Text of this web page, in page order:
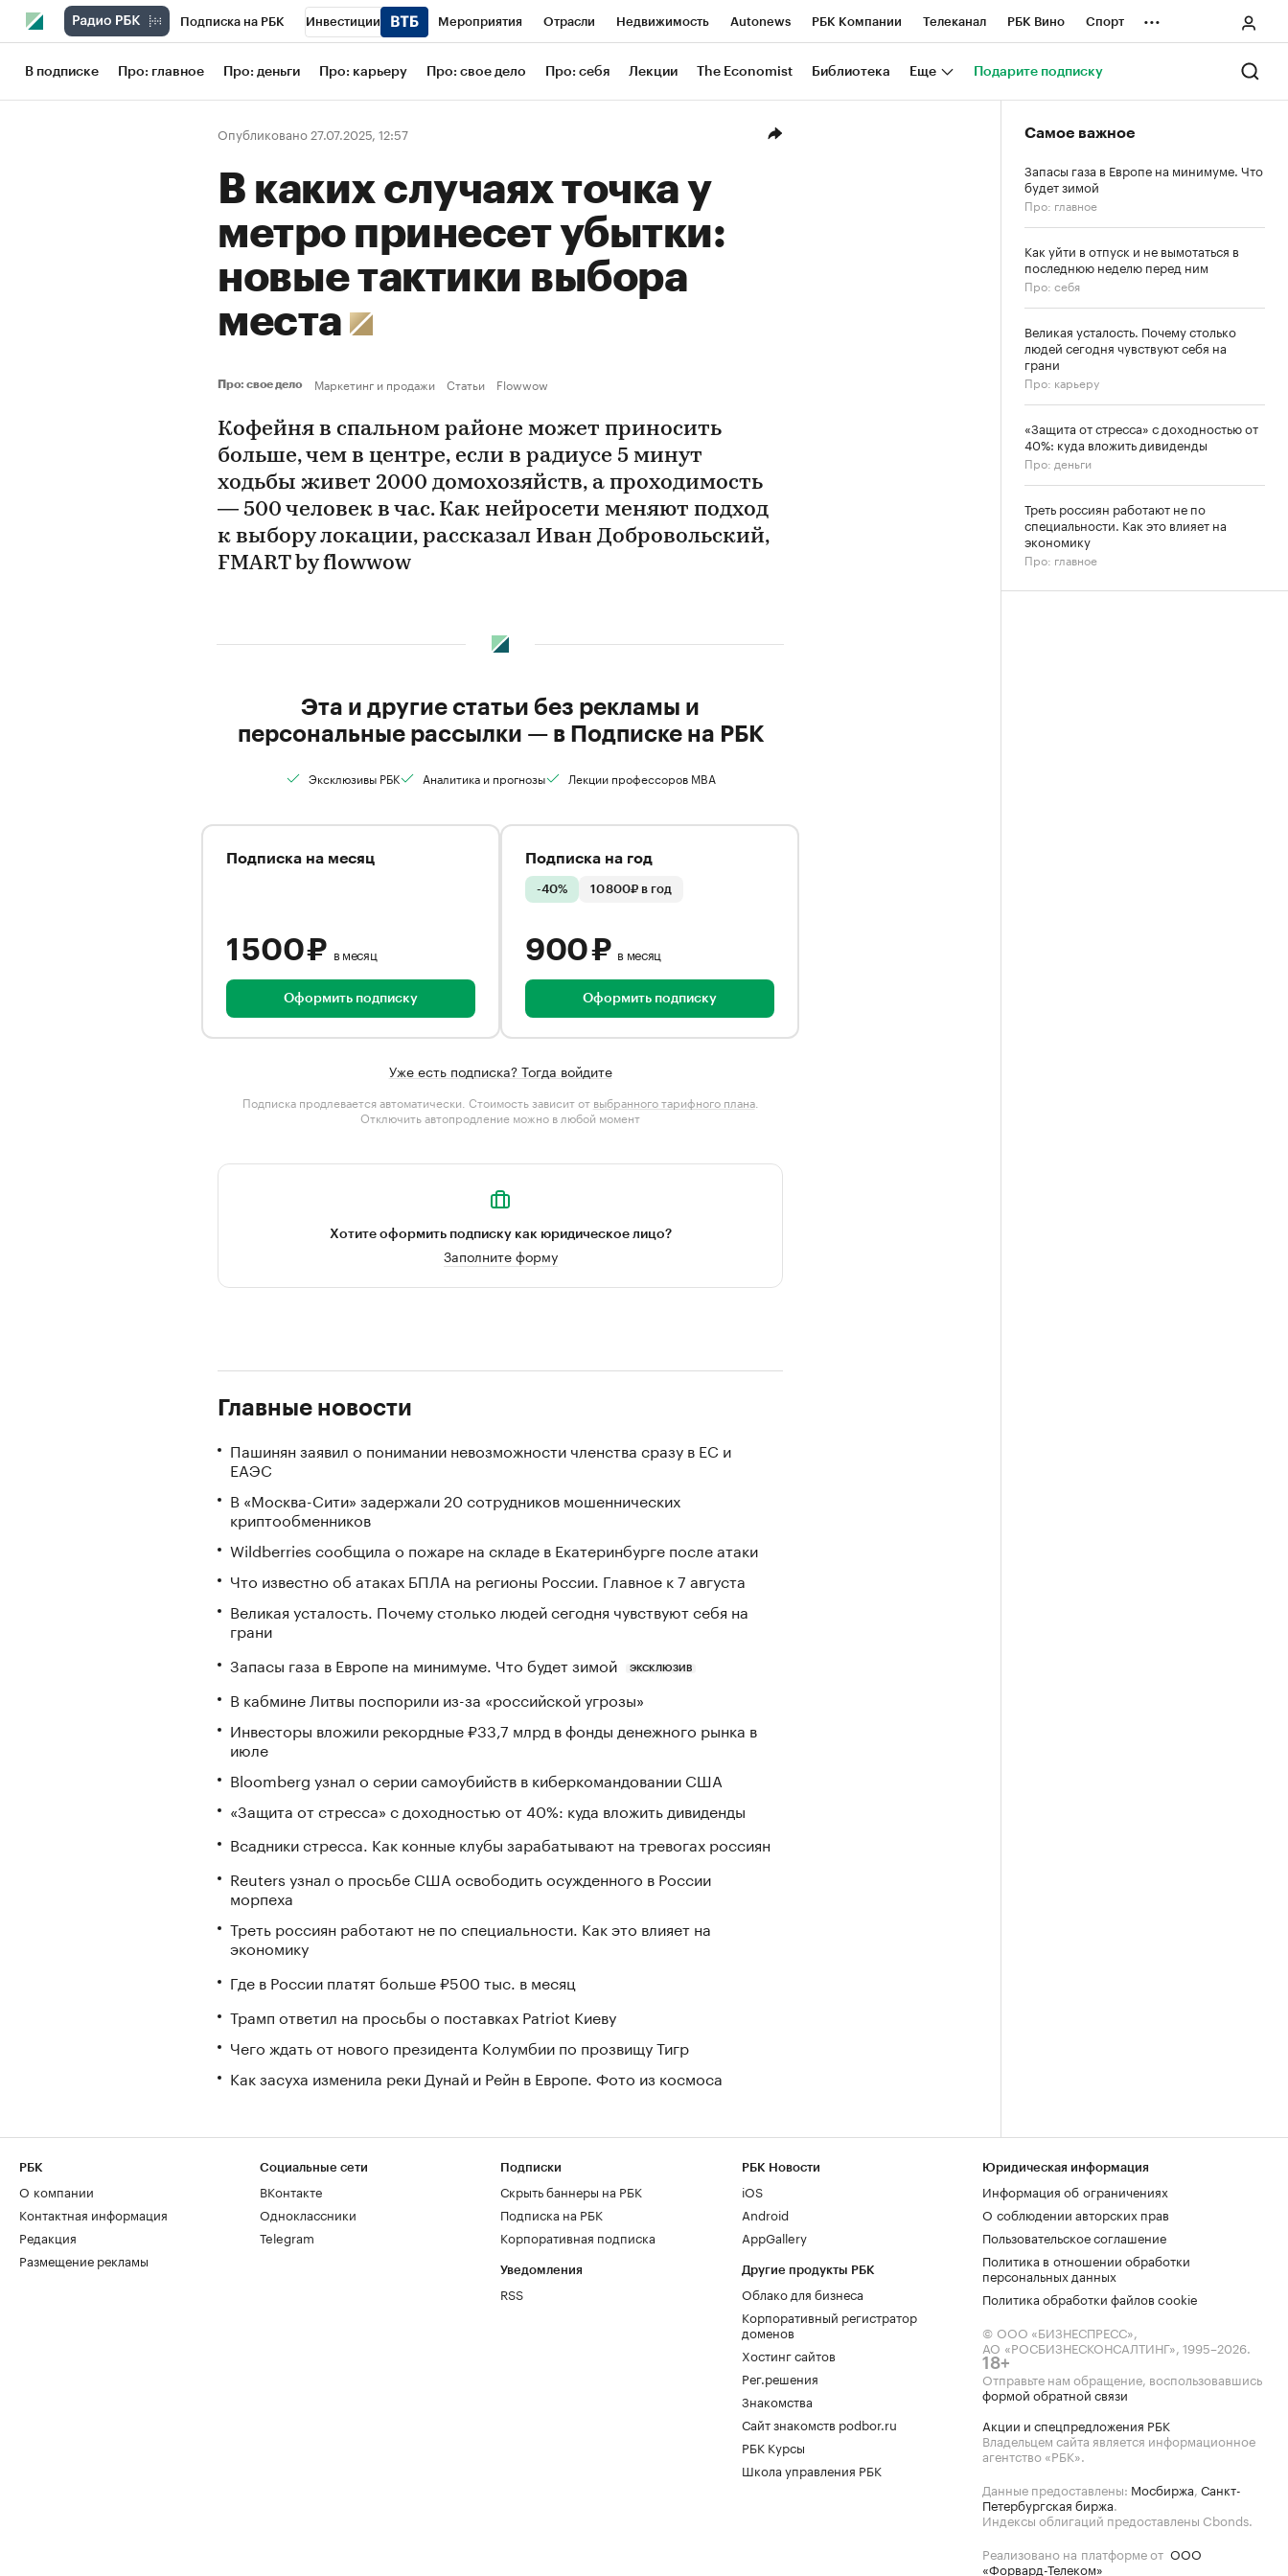
Подписка на РБК Инвестиции Мероприятия Отрасли Недвижимость Autonews РБК Компании Телеканал РБК Вино Спорт
Школа управления РБК РБК Образование РБК Life Тренды Визионеры Национальные проекты Город
Рынок наличной валюты
...
В подписке Про: главное Про: деньги Про: карьеру Про: свое дело Про: себя Лекции The Economist Библиотека Еще Подарите подписку
Опубликовано 27.07.2025, 12:57
В каких случаях точка у
метро принесет убытки:
новые тактики выбора
места
Про: свое дело Маркетинг и продажи Статьи Flowwow
Кофейня в спальном районе может приносить
больше, чем в центре, если в радиусе 5 минут
ходьбы живет 2000 домохозяйств, а проходимость
— 500 человек в час. Как нейросети меняют подход
к выбору локации, рассказал Иван Добровольский,
FMART by flowwow
Эта и другие статьи без рекламы и
персональные рассылки — в Подписке на РБК
Эксклюзивы РБК Аналитика и прогнозы Лекции профессоров MBA
Подписка на месяц
1 500 ₽ в месяц
Оформить подписку
Подписка на год
-40% 10 800₽ в год
900 ₽ в месяц
Оформить подписку
Уже есть подписка? Тогда войдите
Подписка продлевается автоматически. Стоимость зависит от выбранного тарифного плана.
Отключить автопродление можно в любой момент
Хотите оформить подписку как юридическое лицо?
Заполните форму
Главные новости
Пашинян заявил о понимании невозможности членства сразу в ЕС и
ЕАЭС
В «Москва-Сити» задержали 20 сотрудников мошеннических
криптообменников
Wildberries сообщила о пожаре на складе в Екатеринбурге после атаки
Что известно об атаках БПЛА на регионы России. Главное к 7 августа
Великая усталость. Почему столько людей сегодня чувствуют себя на
грани
Запасы газа в Европе на минимуме. Что будет зимой
ЭКСКЛЮЗИВ
В кабмине Литвы поспорили из-за «российской угрозы»
Инвесторы вложили рекордные ₽33,7 млрд в фонды денежного рынка в
июле
Bloomberg узнал о серии самоубийств в киберкомандовании США
«Защита от стресса» с доходностью от 40%: куда вложить дивиденды
Всадники стресса. Как конные клубы зарабатывают на тревогах россиян
Reuters узнал о просьбе США освободить осужденного в России
морпеха
Треть россиян работают не по специальности. Как это влияет на
экономику
Где в России платят больше ₽500 тыс. в месяц
Трамп ответил на просьбы о поставках Patriot Киеву
Чего ждать от нового президента Колумбии по прозвищу Тигр
Как засуха изменила реки Дунай и Рейн в Европе. Фото из космоса
Самое важное
Запасы газа в Европе на минимуме. Что
будет зимой
Про: главное
Как уйти в отпуск и не вымотаться в
последнюю неделю перед ним
Про: себя
Великая усталость. Почему столько
людей сегодня чувствуют себя на
грани
Про: карьеру
«Защита от стресса» с доходностью от
40%: куда вложить дивиденды
Про: деньги
Треть россиян работают не по
специальности. Как это влияет на
экономику
Про: главное
РБК
О компании
Контактная информация
Редакция
Размещение рекламы
Социальные сети
ВКонтакте
Одноклассники
Telegram
Подписки
Скрыть баннеры на РБК
Подписка на РБК
Корпоративная подписка
Уведомления
RSS
РБК Новости
iOS
Android
AppGallery
Другие продукты РБК
Облако для бизнеса
Корпоративный регистратор
доменов
Хостинг сайтов
Рег.решения
Знакомства
Сайт знакомств podbor.ru
РБК Курсы
Школа управления РБК
Юридическая информация
Информация об ограничениях
О соблюдении авторских прав
Пользовательское соглашение
Политика в отношении обработки
персональных данных
Политика обработки файлов cookie
© ООО «БИЗНЕСПРЕСС»,
АО «РОСБИЗНЕСКОНСАЛТИНГ», 1995–2026.
18+
Отправьте нам обращение, воспользовавшись
формой обратной связи
Акции и спецпредложения РБК
Владельцем сайта является информационное
агентство «РБК».
Данные предоставлены: Мосбиржа, Санкт-
Петербургская биржа.
Индексы облигаций предоставлены Cbonds.
Реализовано на платформе от ООО
«Форвард-Телеком»